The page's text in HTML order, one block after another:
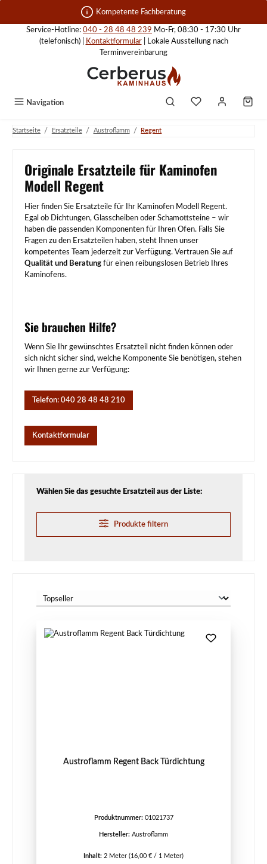
Zum Hauptinhalt springen Kompetente Fachberatung
Service-Hotline: 040 - 28 48 48 239 Mo-Fr, 08:30 - 17:30 Uhr
(telefonisch) |
Kontaktformular| Lokale Ausstellung nach
Terminvereinbarung
Navigation
Startseite / Ersatzteile / Austroflamm / Regent
Originale Ersatzteile für Kaminofen
Modell Regent
Hier finden Sie Ersatzteile für Ihr Kaminofen Modell Regent.
Egal ob Dichtungen, Glasscheiben oder Schamottsteine – wir
haben die passenden Komponenten für Ihren Ofen. Falls Sie
Fragen zu den Ersatzteilen haben, steht Ihnen unser
kompetentes Team jederzeit zur Verfügung. Vertrauen Sie auf
Qualität und Beratung für einen reibungslosen Betrieb Ihres
Kaminofens.
Sie brauchen Hilfe?
Wenn Sie Ihr gewünschtes Ersatzteil nicht finden können oder
sich nicht sicher sind, welche Komponente Sie benötigen, stehen
wir Ihnen gerne zur Verfügung:
Telefon: 040 28 48 48 210
Kontaktformular
Wählen Sie das gesuchte Ersatzteil aus der Liste:
Produkte filtern
Austroflamm Regent Back Türdichtung
Produktnummer: 01021737
Hersteller: Austroflamm
Inhalt: 2 Meter (16,00 € / 1 Meter)